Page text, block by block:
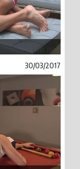
30/03/2017